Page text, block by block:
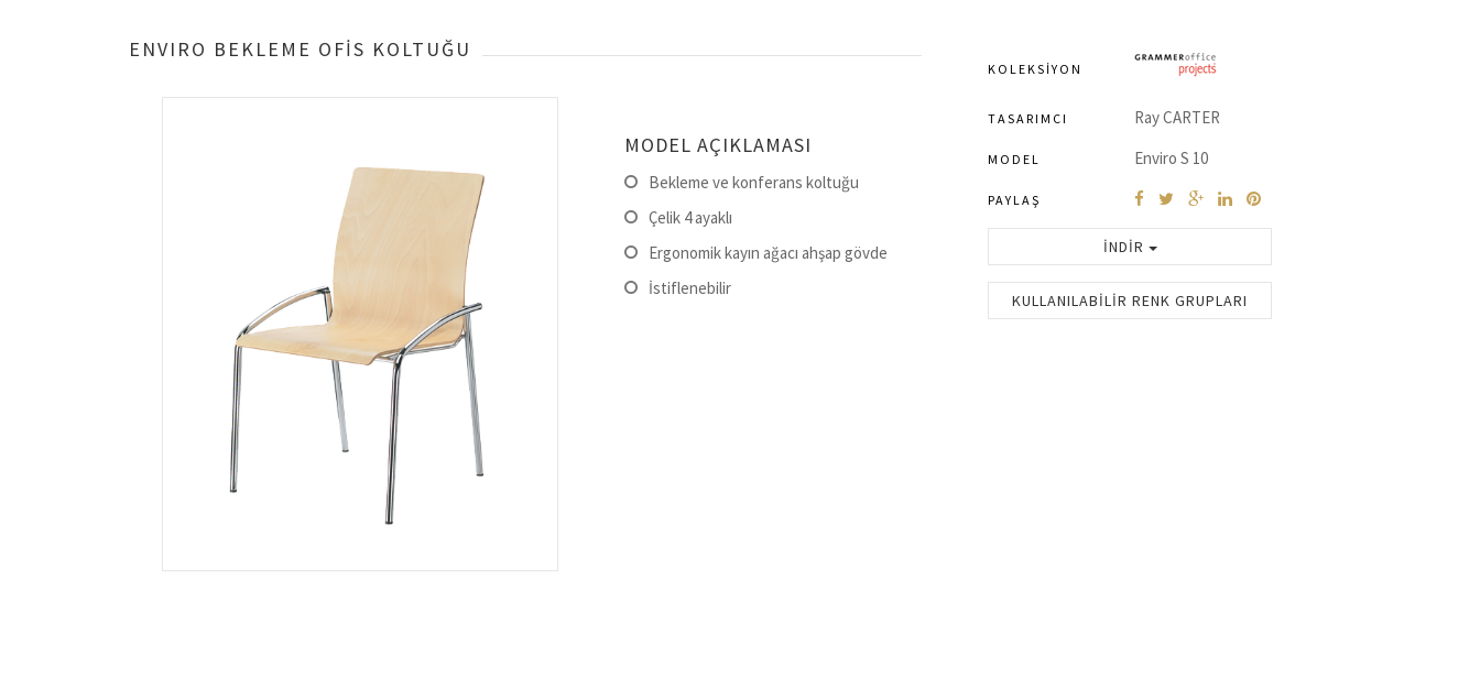
ENVIRO BEKLEME OFİS KOLTUĞU
MODEL AÇIKLAMASI
Bekleme ve konferans koltuğu
Çelik 4 ayaklı
Ergonomik kayın ağacı ahşap gövde
İstiflenebilir
KOLEKSIYON
TASARIMCI Ray CARTER
MODEL Enviro S 10
PAYLAŞ
İNDIR
KULLANILABILIR RENK GRUPLARI